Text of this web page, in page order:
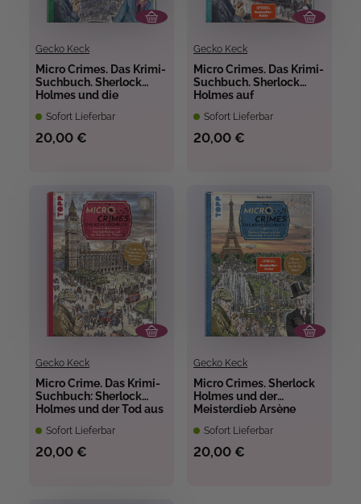
Gecko Keck
Micro Crimes. Das Krimi-
Suchbuch. Sherlock
Holmes und die
Moriarty
Sofort Lieferbar
20,00 €
Gecko Keck
Micro Crimes. Das Krimi-
Suchbuch. Sherlock
Holmes auf
Europa. Finde die
Ganoven im Gewimmel
der Goldenen 20er
Sofort Lieferbar
20,00 €
Gecko Keck
Micro Crime. Das Krimi-
Suchbuch: Sherlock
Holmes und der Tod aus
Sofort Lieferbar
20,00 €
Gecko Keck
Micro Crimes. Sherlock
Holmes und der
Meisterdieb Arsène
Sofort Lieferbar
20,00 €